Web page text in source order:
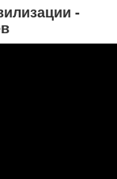
-